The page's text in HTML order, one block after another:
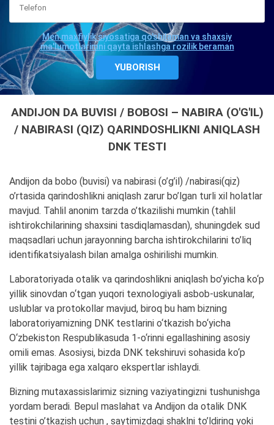
Men maxfiylik siyosatiga qo'shilaman va shaxsiy
ma'lumotlarimni qayta ishlashga rozilik beraman
ANDIJON DA BUVISI / BOBOSI – NABIRA (O'G'IL)
/ NABIRASI (QIZ) QARINDOSHLIKNI ANIQLASH
DNK TESTI
Andijon da bobo (buvisi) va nabirasi (o’g’il) /nabirasi(qiz)
o’rtasida qarindoshlikni aniqlash zarur bo’lgan turli xil holatlar
mavjud. Tahlil anonim tarzda o’tkazilishi mumkin (tahlil
ishtirokchilarining shaxsini tasdiqlamasdan), shuningdek sud
maqsadlari uchun jarayonning barcha ishtirokchilarini to’liq
identifikatsiyalash bilan amalga oshirilishi mumkin.
Laboratoriyada otalik va qarindoshlikni aniqlash bo’yicha ko‘p
yillik sinovdan o‘tgan yuqori texnologiyali asbob-uskunalar,
uslublar va protokollar mavjud, biroq bu ham bizning
laboratoriyamizning DNK testlarini o‘tkazish bo‘yicha
O‘zbekiston Respublikasuda 1-o‘rinni egallashining asosiy
omili emas. Asosiysi, bizda DNK tekshiruvi sohasida ko‘p
yillik tajribaga ega xalqaro ekspertlar ishlaydi.
Bizning mutaxassislarimiz sizning vaziyatingizni tushunishga
yordam beradi. Bepul maslahat va Andijon da otalik DNK
testini o’tkazish uchun , saytimizdagi shaklni to’ldiring yoki